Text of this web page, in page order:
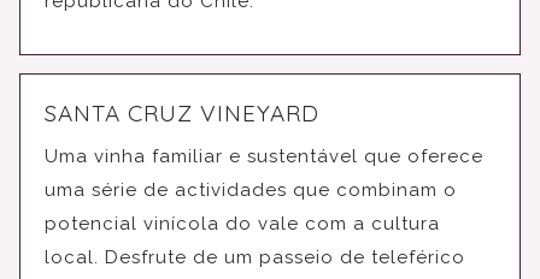
SANTA CRUZ VINEYARD
Uma vinha familiar e sustentável que oferece
uma série de actividades que combinam o
potencial vinícola do vale com a cultura
local. Desfrute de um passeio de teleférico